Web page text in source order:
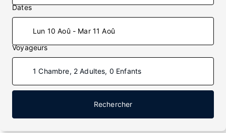
Dates
Lun 10 Aoû - Mar 11 Aoû
Voyageurs
1 Chambre, 2 Adultes, 0 Enfants
Rechercher